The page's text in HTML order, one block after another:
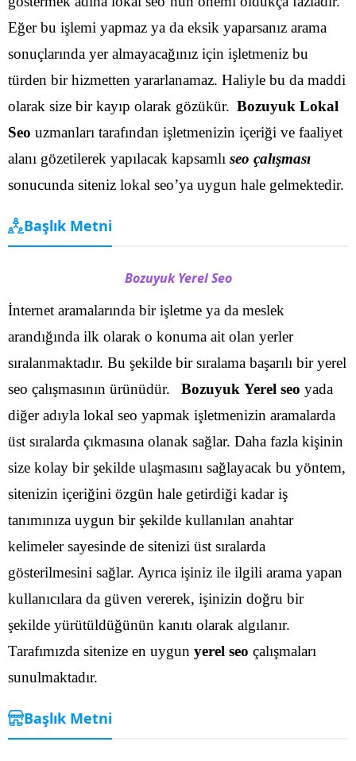
Eğer bu işlemi yapmaz ya da eksik yaparsanız arama
sonuçlarında yer almayacağınız için işletmeniz bu
türden bir hizmetten yararlanamaz. Haliyle bu da maddi
olarak size bir kayıp olarak gözükür. Bozuyuk Lokal
Seo uzmanları tarafından işletmenizin içeriği ve faaliyet
alanı gözetilerek yapılacak kapsamlı seo çalışması
sonucunda siteniz lokal seo’ya uygun hale gelmektedir.
Başlık Metni
Bozuyuk Yerel Seo
İnternet aramalarında bir işletme ya da meslek
arandığında ilk olarak o konuma ait olan yerler
sıralanmaktadır. Bu şekilde bir sıralama başarılı bir yerel
seo çalışmasının ürünüdür.
Bozuyuk Yerel seo yada
diğer adıyla lokal seo yapmak işletmenizin aramalarda
üst sıralarda çıkmasına olanak sağlar. Daha fazla kişinin
size kolay bir şekilde ulaşmasını sağlayacak bu yöntem,
sitenizin içeriğini özgün hale getirdiği kadar iş
tanımınıza uygun bir şekilde kullanılan anahtar
kelimeler sayesinde de sitenizi üst sıralarda
gösterilmesini sağlar. Ayrıca işiniz ile ilgili arama yapan
kullanıcılara da güven vererek, işinizin doğru bir
şekilde yürütüldüğünün kanıtı olarak algılanır.
Tarafımızda sitenize en uygun yerel seo çalışmaları
sunulmaktadır.
Başlık Metni